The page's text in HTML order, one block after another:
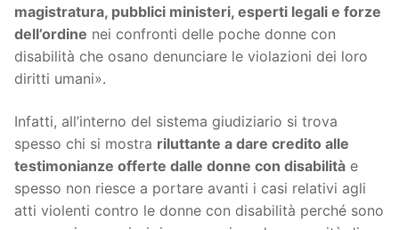
magistratura, pubblici ministeri, esperti legali e forze
dell’ordine nei confronti delle poche donne con
disabilità che osano denunciare le violazioni dei loro
diritti umani».
Infatti, all’interno del sistema giudiziario si trova
spesso chi si mostra riluttante a dare credito alle
testimonianze offerte dalle donne con disabilità e
spesso non riesce a portare avanti i casi relativi agli
atti violenti contro le donne con disabilità perché sono